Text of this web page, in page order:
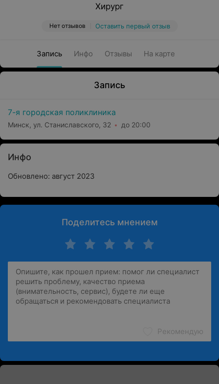
Хирург
Нет отзывов Оставить первый отзыв
Запись Инфо Отзывы На карте
Запись
7-я городская поликлиника
Минск, ул. Станиславского, 32 до 20:00
Инфо
Обновлено: август 2023
Поделитесь мнением
Рекомендую